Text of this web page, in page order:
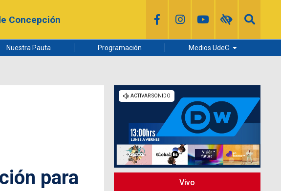
Concepción
Nuestra Pauta Programación Medios UdeC
Radio UdeC
Noticias UdeC
La Discusión
para
Vivo